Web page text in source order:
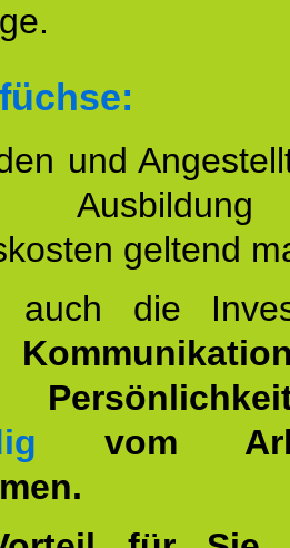
und
geltend
auch die
vom